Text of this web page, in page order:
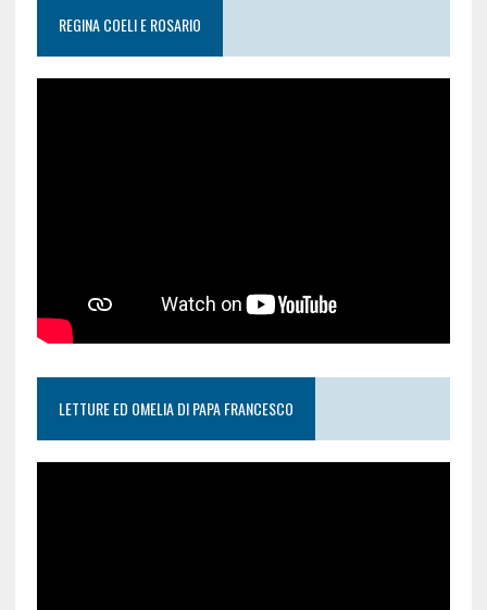
REGINA COELI E ROSARIO
LETTURE ED OMELIA DI PAPA FRANCESCO